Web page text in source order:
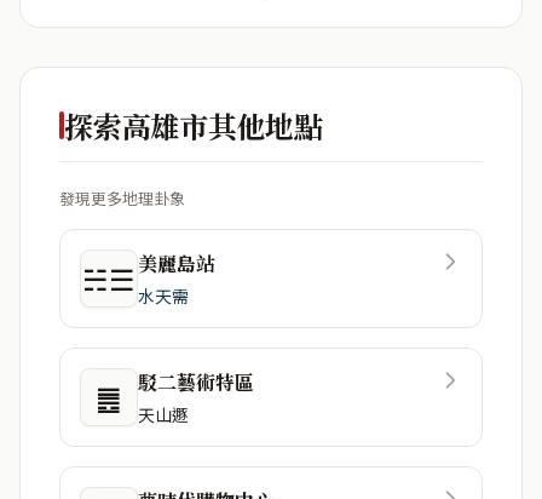
探索高雄市其他地點
發現更多地理卦象
☵☰ 美麗島站
水天需
䷌ 駁二藝術特區
天山遯